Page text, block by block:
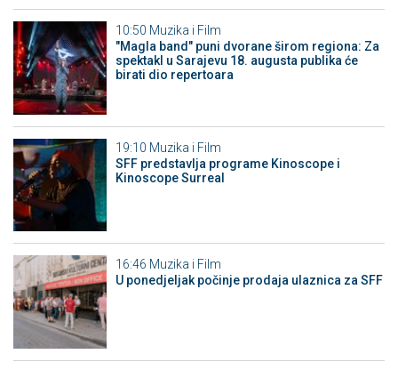
10:50 Muzika i Film
"Magla band" puni dvorane širom regiona: Za
spektakl u Sarajevu 18. augusta publika će
birati dio repertoara
19:10 Muzika i Film
SFF predstavlja programe Kinoscope i
Kinoscope Surreal
16:46 Muzika i Film
U ponedjeljak počinje prodaja ulaznica za SFF